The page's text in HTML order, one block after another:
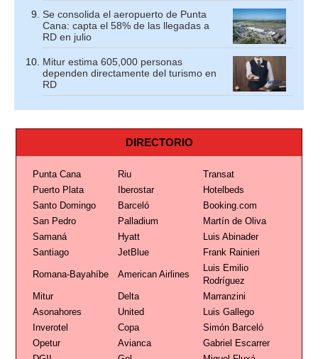
Se consolida el aeropuerto de Punta
Cana: capta el 58% de las llegadas a
RD en julio
Mitur estima 605,000 personas
dependen directamente del turismo en
RD
DIRECTORIO
Punta Cana Riu
Transat
Puerto Plata
Iberostar
Hotelbeds
Santo Domingo
Barceló
Booking.com
San Pedro
Palladium
Martín de Oliva
Samaná
Hyatt
Luis Abinader
Santiago
JetBlue Frank Rainieri
Romana-Bayahíbe American Airlines
Luis Emilio
Rodríguez
Mitur
Delta
Marranzini
Asonahores
United
Luis Gallego
Inverotel
Copa
Simón Barceló
Opetur
Avianca
Gabriel Escarrer